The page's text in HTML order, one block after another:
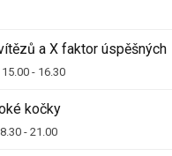
a X faktor úspěšných
- 16.30
kočky
- 21.00